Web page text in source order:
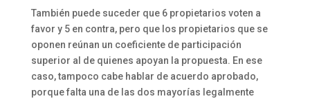
También puede suceder que 6 propietarios voten a
favor y 5 en contra, pero que los propietarios que se
oponen reúnan un coeficiente de participación
superior al de quienes apoyan la propuesta. En ese
caso, tampoco cabe hablar de acuerdo aprobado,
porque falta una de las dos mayorías legalmente